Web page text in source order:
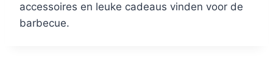
accessoires en leuke cadeaus vinden voor de
barbecue.